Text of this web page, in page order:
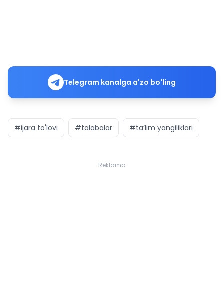
Telegram kanalga a'zo bo'ling
#ijara to'lovi #talabalar #ta’lim yangiliklari
Reklama